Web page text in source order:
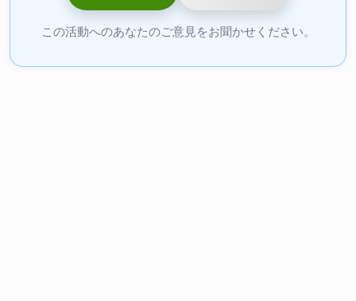
この活動へのあなたのご意見をお聞かせください。